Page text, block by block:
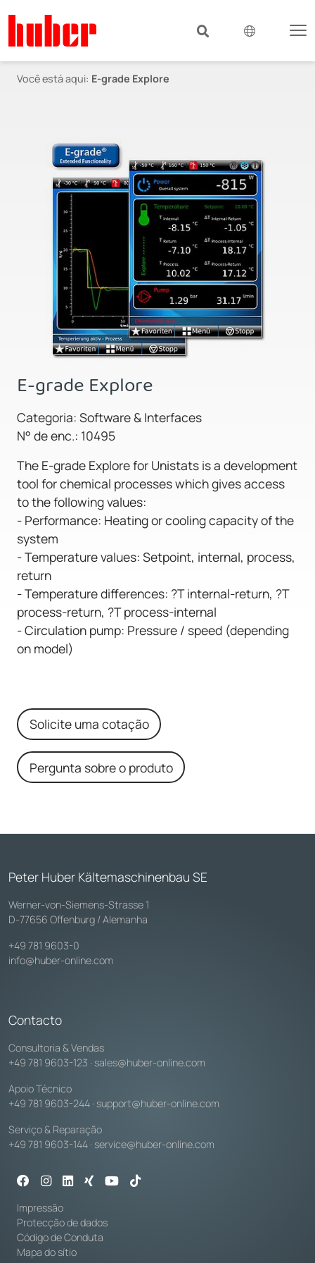
Você está aqui: E-grade Explore
E-grade Explore
Categoria: Software & Interfaces
N° de enc.: 10495
The E-grade Explore for Unistats is a development
tool for chemical processes which gives access
to the following values:
- Performance: Heating or cooling capacity of the
system
- Temperature values: Setpoint, internal, process,
return
- Temperature differences: ?T internal-return, ?T
process-return, ?T process-internal
- Circulation pump: Pressure / speed (depending
on model)
Solicite uma cotação
Pergunta sobre o produto
Peter Huber Kältemaschinenbau SE
Werner-von-Siemens-Strasse 1
D-77656 Offenburg / Alemanha
+49 781 9603-0
info@huber-online.com
Contacto
Consultoria & Vendas
+49 781 9603-123 · sales@huber-online.com
Apoio Técnico
+49 781 9603-244 · support@huber-online.com
Serviço & Reparação
+49 781 9603-144 · service@huber-online.com
Impressão
Protecção de dados
Código de Conduta
Mapa do sítio